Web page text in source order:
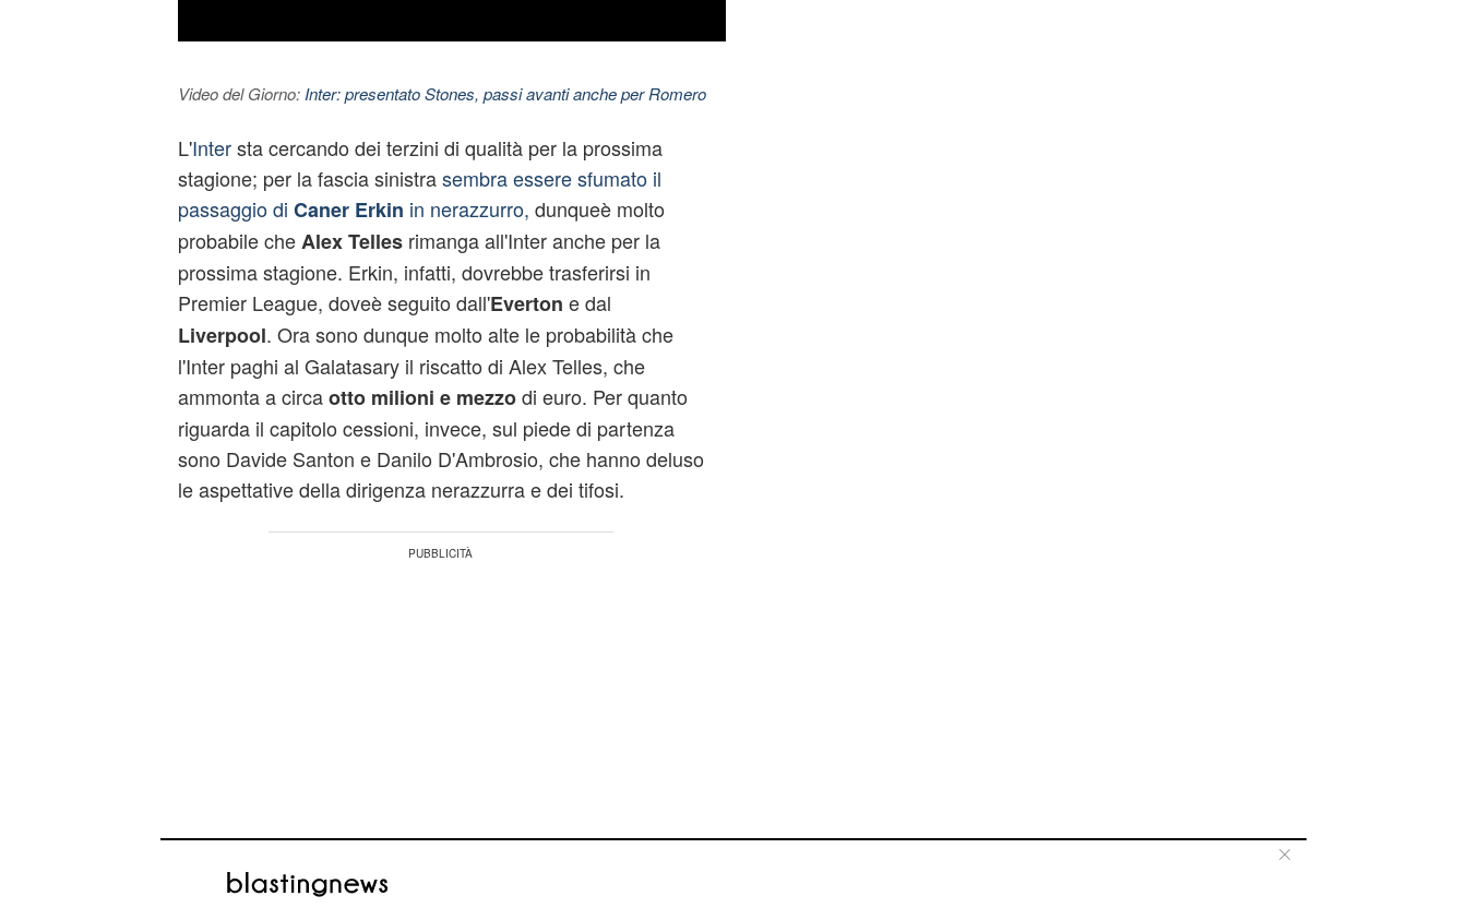
Video del Giorno: Inter: presentato Stones, passi avanti anche per Romero
L'Intersta cercando dei terzini di qualità per la prossima
stagione; per la fascia sinistrasembra essere sfumato il
passaggio di Caner Erkin in nerazzurro, dunqueè molto
probabile cheAlex Tellesrimanga all'Inter anche per la
prossima stagione. Erkin, infatti, dovrebbe trasferirsi in
Premier League, doveè seguito dall'Everton e dal
Liverpool. Ora sono dunque molto alte le probabilità che
l'Inter paghi al Galatasary il riscatto di Alex Telles, che
ammonta a circaotto milioni e mezzodi euro. Per quanto
riguarda il capitolo cessioni, invece, sul piede di partenza
sono Davide Santon e Danilo D'Ambrosio, che hanno deluso
le aspettative della dirigenza nerazzurra e dei tifosi.